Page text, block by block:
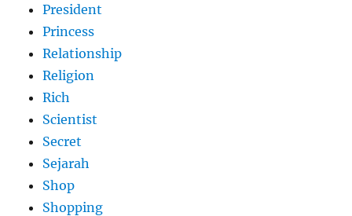
President
Princess
Relationship
Religion
Rich
Scientist
Secret
Sejarah
Shop
Shopping